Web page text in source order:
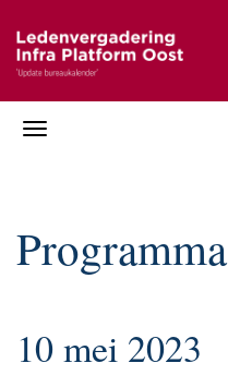
Programma
10 mei 2023